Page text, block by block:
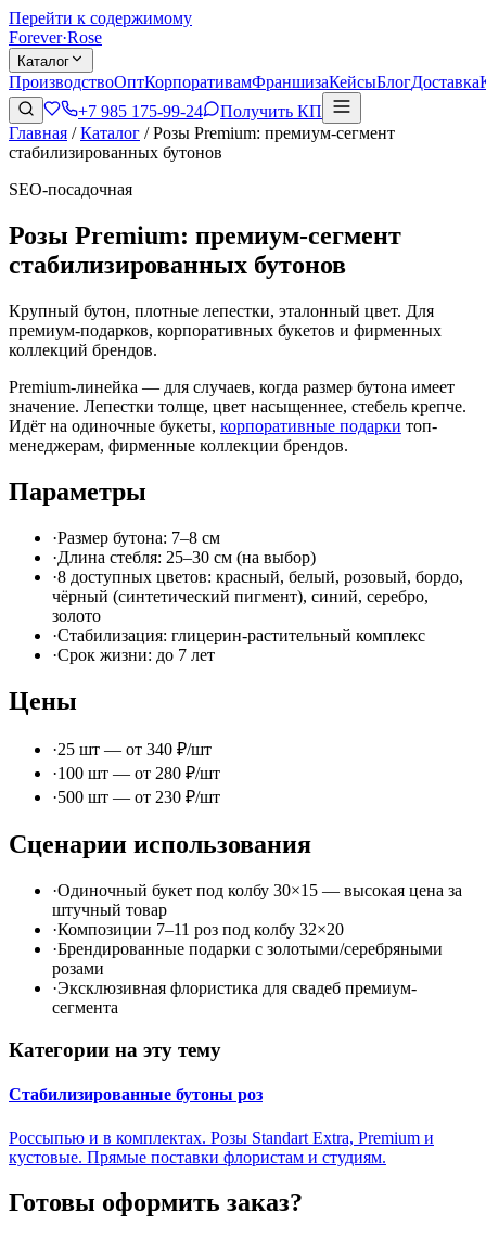
Перейти к содержимому
Forever·Rose
Каталог
ПроизводствоОптКорпоративамФраншизаКейсыБлогДоставка
+7 985 175-99-24
Получить КП
Главная / Каталог /Розы Premium: премиум-сегмент
стабилизированных бутонов
SEO-посадочная
Розы Premium: премиум-сегмент
стабилизированных бутонов
Крупный бутон, плотные лепестки, эталонный цвет. Для
премиум-подарков, корпоративных букетов и фирменных
коллекций брендов.
Premium-линейка — для случаев, когда размер бутона имеет
значение. Лепестки толще, цвет насыщеннее, стебель крепче.
Идёт на одиночные букеты, корпоративные подарки топ-
менеджерам, фирменные коллекции брендов.
Параметры
·Размер бутона: 7–8 см
·Длина стебля: 25–30 см (на выбор)
·8 доступных цветов: красный, белый, розовый, бордо,
чёрный (синтетический пигмент), синий, серебро,
золото
·Стабилизация: глицерин-растительный комплекс
·Срок жизни: до 7 лет
Цены
·25 шт — от 340 ₽/шт
·100 шт — от 280 ₽/шт
·500 шт — от 230 ₽/шт
Сценарии использования
·Одиночный букет под колбу 30×15 — высокая цена за
штучный товар
·Композиции 7–11 роз под колбу 32×20
·Брендированные подарки с золотыми/серебряными
розами
·Эксклюзивная флористика для свадеб премиум-
сегмента
Категории на эту тему
Стабилизированные бутоны роз
Россыпью и в комплектах. Розы Standart Extra, Premium и
кустовые. Прямые поставки флористам и студиям.
Готовы оформить заказ?